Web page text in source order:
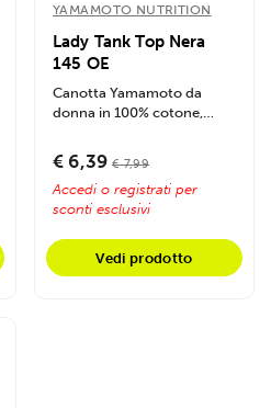
YAMAMOTO NUTRITION
Lady Tank Top Nera
145 OE
Canotta Yamamoto da
donna in 100% cotone,
ideale per...
€ 6,39 € 7,99
Accedi o registrati per
sconti esclusivi
Vedi prodotto